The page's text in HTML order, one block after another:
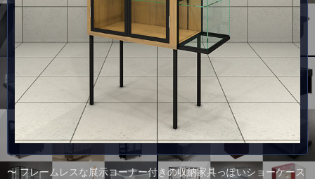
〜 フレームレスな展示コーナー付きの収納家具っぽいショーケース